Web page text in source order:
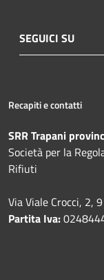
SEGUICI SU
Recapiti e contatti
SRR Trapani
Società per la
Rifiuti
Via Viale Crocci, 2,
Partita Iva: